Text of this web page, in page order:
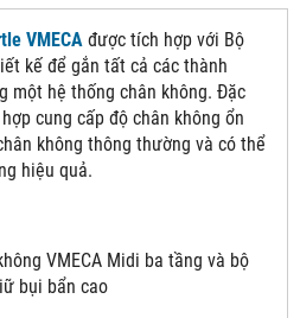
VMECA được tích hợp với Bộ
kế để gắn tất cả các thành
một hệ thống chân không. Đặc
cung cấp độ chân không ổn
không thông thường và có thể
hiệu quả.
VMECA Midi ba tầng và bộ
bụi bẩn cao